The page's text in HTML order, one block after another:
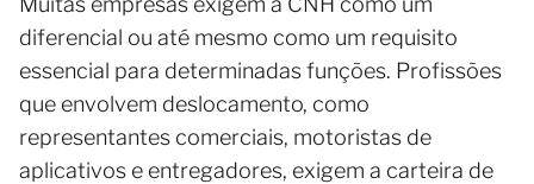
diferencial ou até mesmo como um requisito
essencial para determinadas funções. Profissões
que envolvem deslocamento, como
representantes comerciais, motoristas de
aplicativos e entregadores, exigem a carteira de